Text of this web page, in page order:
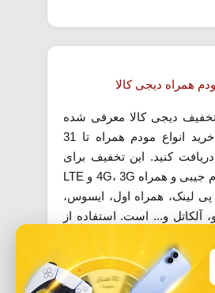
همراه دیجی کالا
تخفیف دیجی کالا معرفی شده
می توانید در خرید انواع مودم همراه تا 31
کنید. این تخفیف برای
خرید انواع مودم جیبی و همراه 4G، 3G و LTE
پی لینک، همراه اول، ایسوس،
آلکاتل و... است. استفاده از